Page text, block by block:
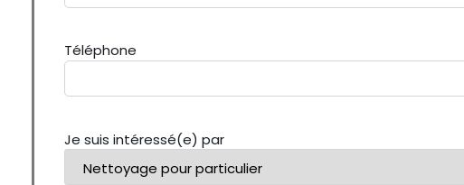
Téléphone
Je suis intéressé(e) par